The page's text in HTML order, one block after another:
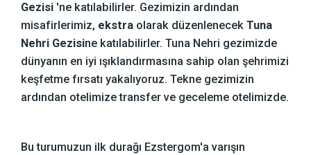
Gezisi 'ne katılabilirler. Gezimizin ardından
misafirlerimiz, ekstra olarak düzenlenecek Tuna
Nehri Gezisine katılabilirler. Tuna Nehri gezimizde
dünyanın en iyi ışıklandırmasına sahip olan şehrimizi
keşfetme fırsatı yakalıyoruz. Tekne gezimizin
ardından otelimize transfer ve geceleme otelimizde.
Bu turumuzun ilk durağı Ezstergom'a varışın